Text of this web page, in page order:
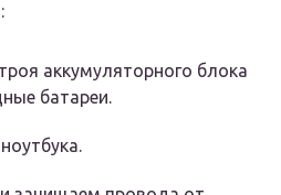
аккумуляторного блока
батареи.